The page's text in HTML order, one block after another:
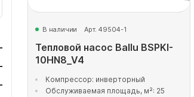
В наличии Арт. 49504-1
Тепловой насос Ballu BSPKI-
10HN8_V4
Компрессор: инверторный
Обслуживаемая площадь, м²: 25